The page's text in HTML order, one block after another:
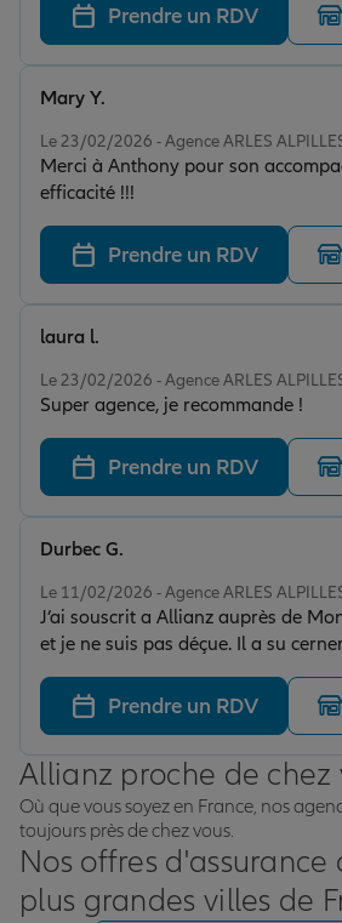
Prendre un RDV
Le 23/02/2026 - Agence ARLES
Merci à Anthony pour son
efficacité !!!
Mary Y.
Prendre un RDV
Le 23/02/2026 - Agence ARLES
Super agence, je recommande !
laura l.
Prendre un RDV
Le 11/02/2026 - Agence ARLES
J’ai souscrit a Allianz auprès de
et je ne suis pas déçue. Il a su
réactif et à l’écoute. Je
Durbec G.
Prendre un RDV
Allianz proche de chez
Où que vous soyez en France, nos
toujours près de chez vous.
Nos offres d'assurance
plus grandes villes de